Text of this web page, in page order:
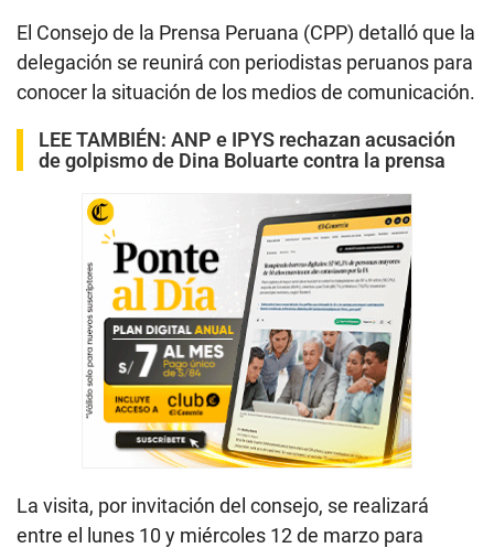
El Consejo de la Prensa Peruana (CPP) detalló que la
delegación se reunirá con periodistas peruanos para
conocer la situación de los medios de comunicación.
LEE TAMBIÉN: ANP e IPYS rechazan acusación
de golpismo de Dina Boluarte contra la prensa
La visita, por invitación del consejo, se realizará
entre el lunes 10 y miércoles 12 de marzo para